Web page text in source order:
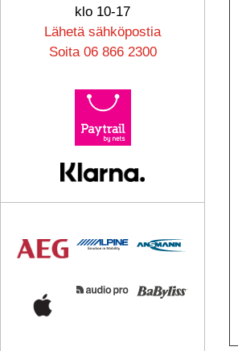
klo 10-17
Lähetä sähköpostia
Soita 06 866 2300